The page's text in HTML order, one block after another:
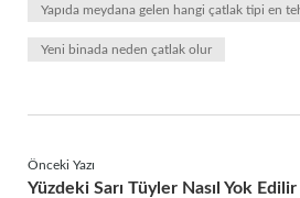
Yapıda meydana gelen hangi çatlak tipi en
Yeni binada neden çatlak olur
Önceki Yazı
Yüzdeki Sarı Tüyler Nasıl Yok Edilir